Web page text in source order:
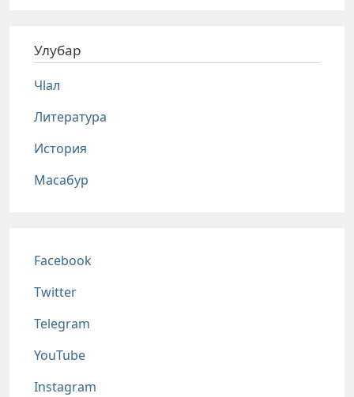
Улубар
Чlал
Литература
История
Масабур
Соц сети
Facebook
Twitter
Telegram
YouTube
Instagram